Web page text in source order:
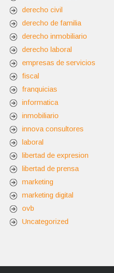
derecho civil
derecho de familia
derecho inmobiliario
derecho laboral
empresas de servicios
fiscal
franquicias
informatica
inmobiliario
innova consultores
laboral
libertad de expresion
libertad de prensa
marketing
marketing digital
ovb
Uncategorized